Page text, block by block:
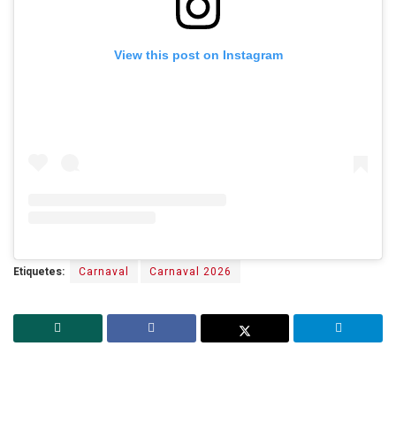
View this post on Instagram
Etiquetes: Carnaval Carnaval 2026